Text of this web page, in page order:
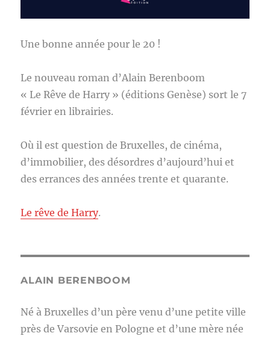
Une bonne année pour le 20 !
Le nouveau roman d’Alain Berenboom
« Le Rêve de Harry » (éditions Genèse) sort le 7
février en librairies.
Où il est question de Bruxelles, de cinéma,
d’immobilier, des désordres d’aujourd’hui et
des errances des années trente et quarante.
Le rêve de Harry.
ALAIN BERENBOOM
Né à Bruxelles d’un père venu d’une petite ville
près de Varsovie en Pologne et d’une mère née